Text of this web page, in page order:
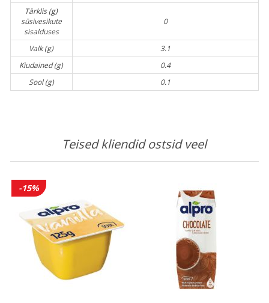
Tärklis (g)
süsivesikute
sisalduses
0
Valk (g)
3.1
Kiudained (g)
0.4
Sool (g)
0.1
Teised kliendid ostsid veel
-15%